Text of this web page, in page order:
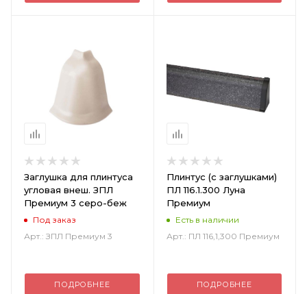
Заглушка для плинтуса
угловая внеш. ЗПЛ
Премиум 3 серо-беж
Под заказ
Арт.: ЗПЛ Премиум 3
ПОДРОБНЕЕ
Плинтус (с заглушками)
ПЛ 116.1.300 Луна
Премиум
Есть в наличии
Арт.: ПЛ 116,1,300 Премиум
ПОДРОБНЕЕ